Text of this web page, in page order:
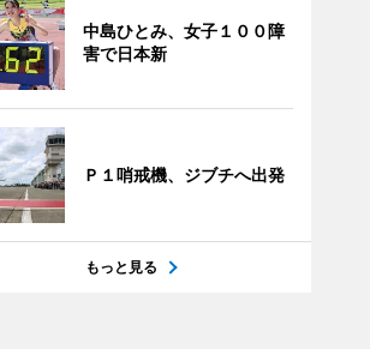
中島ひとみ、女子１００障
害で日本新
Ｐ１哨戒機、ジブチへ出発
もっと見る